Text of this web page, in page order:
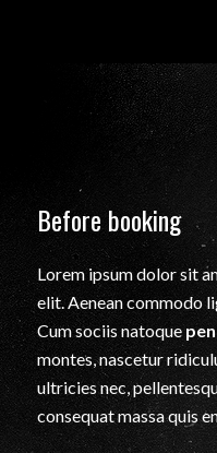
Before booking
Lorem ipsum dolor sit
elit. Aenean commodo
Cum sociis natoque
montes, nascetur
ultricies nec,
consequat massa quis